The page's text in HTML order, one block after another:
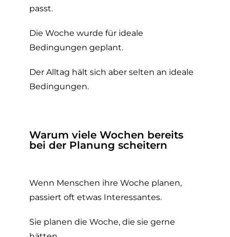
passt.
Die Woche wurde für ideale
Bedingungen geplant.
Der Alltag hält sich aber selten an ideale
Bedingungen.
Warum viele Wochen bereits
bei der Planung scheitern
Wenn Menschen ihre Woche planen,
passiert oft etwas Interessantes.
Sie planen die Woche, die sie gerne